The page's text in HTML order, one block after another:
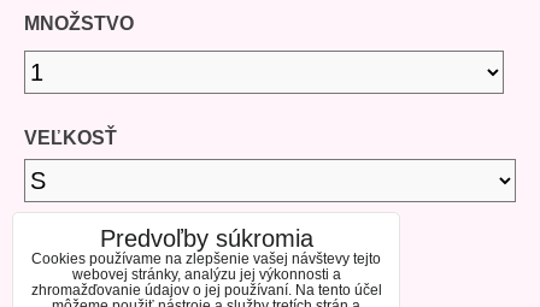
MNOŽSTVO
VEĽKOSŤ
DOSTUPNOSŤPredvoľby súkromia
Cookies používame na zlepšenie vašej návštevy tejto
webovej stránky, analýzu jej výkonnosti a
zhromažďovanie údajov o jej používaní. Na tento účel